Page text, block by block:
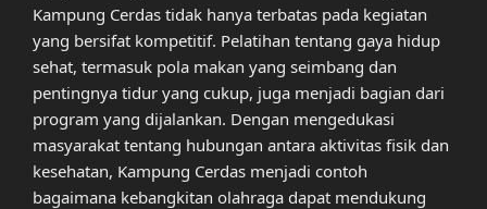
Kampung Cerdas tidak hanya terbatas pada kegiatan
yang bersifat kompetitif. Pelatihan tentang gaya hidup
sehat, termasuk pola makan yang seimbang dan
pentingnya tidur yang cukup, juga menjadi bagian dari
program yang dijalankan. Dengan mengedukasi
masyarakat tentang hubungan antara aktivitas fisik dan
kesehatan, Kampung Cerdas menjadi contoh
bagaimana kebangkitan olahraga dapat mendukung